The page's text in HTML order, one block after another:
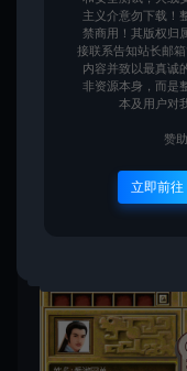
主义介意勿下载！
禁商用！其版权归
接联系告知站长邮
内容并致以最真诚
非资源本身，而是
本及用户对
赞
立即前往